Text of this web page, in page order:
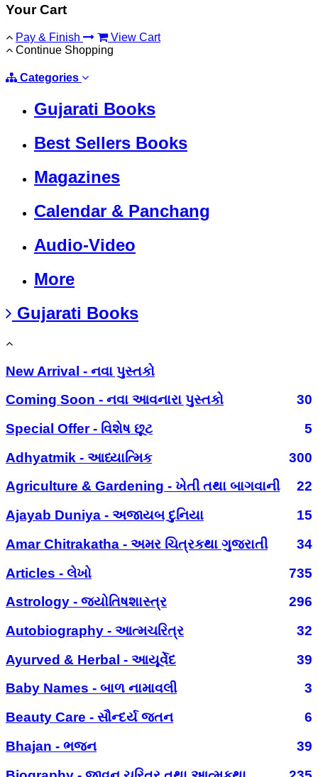
Your Cart
Pay & Finish
View Cart
Continue Shopping
Categories
Gujarati Books
Best Sellers Books
Magazines
Calendar & Panchang
Audio-Video
More
Gujarati Books
New Arrival - નવા પુસ્તકો
Coming Soon - નવા આવનારા પુસ્તકો
30
Special Offer - વિશેષ છૂટ
5
Adhyatmik - આધ્યાત્મિક
300
Agriculture & Gardening - ખેતી તથા બાગવાની
22
Ajayab Duniya - અજાયબ દુનિયા
15
Amar Chitrakatha - અમર ચિત્રકથા ગુજરાતી
34
Articles - લેખો
735
Astrology - જ્યોતિષશાસ્ત્ર
296
Autobiography - આત્મચરિત્ર
32
Ayurved & Herbal - આયૂર્વેદ
39
Baby Names - બાળ નામાવલી
3
Beauty Care - સૌન્દર્ય જતન
6
Bhajan - ભજન
39